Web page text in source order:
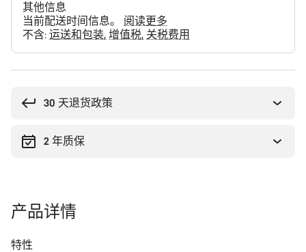
其他信息
当前配送时间信息。 阅读更多
不含: 运送和包装 增值税 关税费用
30 天退货政策
2 年质保
产品详情
特性